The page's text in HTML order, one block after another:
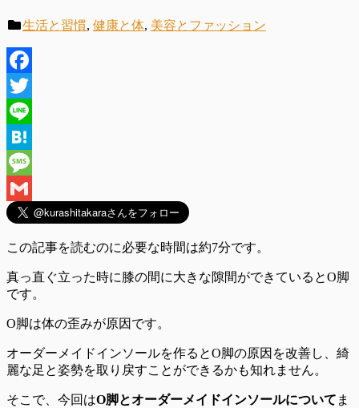
生活と習慣, 健康と体, 美容とファッション
Facebook
Twitter
Line
Hatena
Message
Gmail
この記事を読むのに必要な時間は約7分です。
真っ直ぐ立った時に膝の間に大きな隙間ができているとO脚
です。
O脚は体の歪みが原因です。
オーダーメイドインソールを作るとO脚の原因を改善し、綺
麗な足と姿勢を取り戻すことができるかも知れません。
そこで、今回はO脚とオーダーメイドインソールについて ま